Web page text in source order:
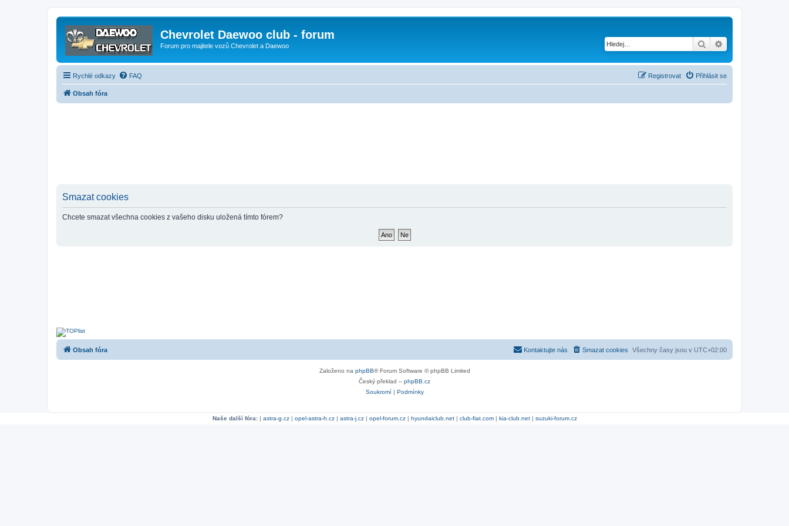
Chevrolet Daewoo club - forum
Forum pro majitele vozů Chevrolet a Daewoo Hledat
Rychlé odkazy FAQ Přihlásit se
Registrovat
Obsah fóra
Smazat cookies
Chcete smazat všechna cookies z vašeho disku uložená tímto fórem?
Obsah fóra Všechny časy jsou v UTC+02:00
Smazat cookies
Kontaktujte nás
Založeno na phpBB® Forum Software © phpBB Limited
Český překlad – phpBB.cz
Soukromí| Podmínky
Naše další fóra:| astra-g.cz| opel-astra-h.cz| astra-j.cz| opel-forum.cz| hyundaiclub.net| club-fiat.com| kia-club.net| suzuki-forum.cz